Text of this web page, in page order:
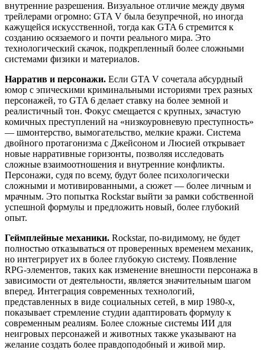
внутренние разрешения. Визуальное отличие между двумя
трейлерами огромно: GTA V была безупречной, но иногда
кажущейся искусственной, тогда как GTA 6 стремится к
созданию осязаемого и почти реального мира. Это
технологический скачок, подкрепленный более сложными
системами физики и материалов.
Нарратив и персонажи. Если GTA V сочетала абсурдный
юмор с эпическими криминальными историями трех разных
персонажей, то GTA 6 делает ставку на более земной и
реалистичный тон. Фокус смещается с крупных, зачастую
комичных преступлений на «низкоуровневую преступность»
— шмонтерство, вымогательство, мелкие кражи. Система
двойного протагонизма с Джейсоном и Люсией открывает
новые нарративные горизонты, позволяя исследовать
сложные взаимоотношения и внутренние конфликты.
Персонажи, судя по всему, будут более психологически
сложными и мотивированными, а сюжет — более личным и
мрачным. Это попытка Rockstar выйти за рамки собственной
успешной формулы и предложить новый, более глубокий
опыт.
Геймплейные механики. Rockstar, по-видимому, не будет
полностью отказываться от проверенных временем механик,
но интегрирует их в более глубокую систему. Появление
RPG-элементов, таких как изменение внешности персонажа в
зависимости от деятельности, является значительным шагом
вперед. Интеграция современных технологий,
представленных в виде социальных сетей, в мир 1980-х,
показывает стремление студии адаптировать формулу к
современным реалиям. Более сложные системы ИИ для
неигровых персонажей и животных также указывают на
желание создать более правдоподобный и живой мир.